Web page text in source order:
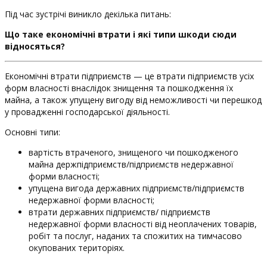
Під час зустрічі виникло декілька питань:
Що таке економічні втрати і які типи шкоди сюди
відносяться?
Економічні втрати підприємств — це втрати підприємств усіх
форм власності внаслідок знищення та пошкодження їх
майна, а також упущену вигоду від неможливості чи перешкод
у провадженні господарської діяльності.
Основні типи:
вартість втраченого, знищеного чи пошкодженого
майна держпідприємств/підприємств недержавної
форми власності;
упущена вигода державних підприємств/підприємств
недержавної форми власності;
втрати державних підприємств/ підприємств
недержавної форми власності від неоплачених товарів,
робіт та послуг, наданих та спожитих на тимчасово
окупованих територіях.